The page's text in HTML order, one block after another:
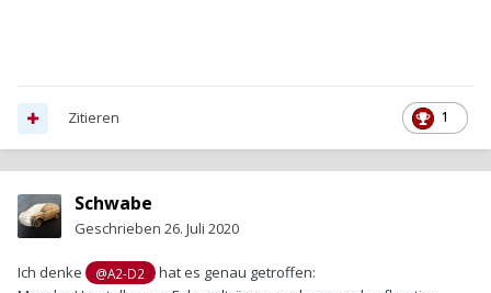
1
Zitieren
Schwabe
Geschrieben 26. Juli 2020
Ich denke @A2-D2
hat es genau getroffen: